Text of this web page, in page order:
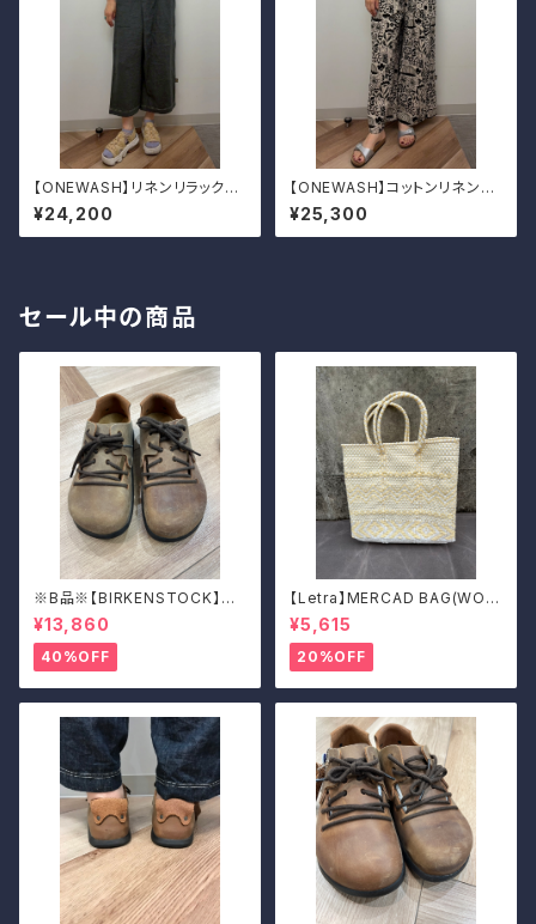
【ONEWASH】リネンリラックス
パンツ
¥24,200
【ONEWASH】コットンリネンキ
ャンバスガウチョパンツ
¥25,300
セール中の商品
※B品※【BIRKENSTOCK】Mo
ntana/CUOIO 38
¥13,860
40%OFF
【Letra】MERCAD BAG(WOV
EN)
¥5,615
20%OFF